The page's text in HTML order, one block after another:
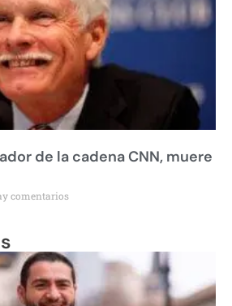
de la cadena CNN, muere
comentarios